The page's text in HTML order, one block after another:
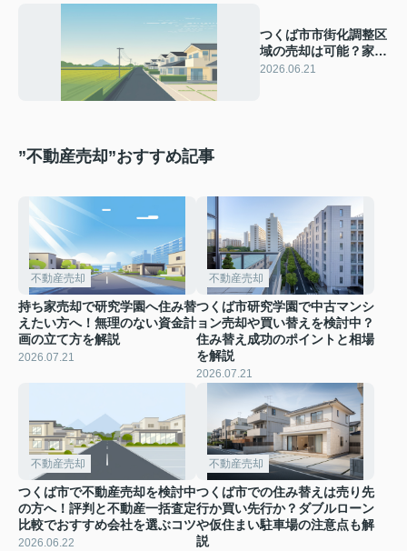
つくば市市街化調整区
域の売却は可能？家の
処分と不動産会社との
2026.06.21
”不動産売却”おすすめ記事
不動産売却
持ち家売却で研究学園へ住み替
えたい方へ！無理のない資金計
画の立て方を解説
2026.07.21
不動産売却
つくば市研究学園で中古マンシ
ョン売却や買い替えを検討中？
住み替え成功のポイントと相場
を解説
2026.07.21
不動産売却
つくば市で不動産売却を検討中
の方へ！評判と不動産一括査定
比較でおすすめ会社を選ぶコツ
2026.06.22
不動産売却
つくば市での住み替えは売り先
行か買い先行か？ダブルローン
や仮住まい駐車場の注意点も解
説